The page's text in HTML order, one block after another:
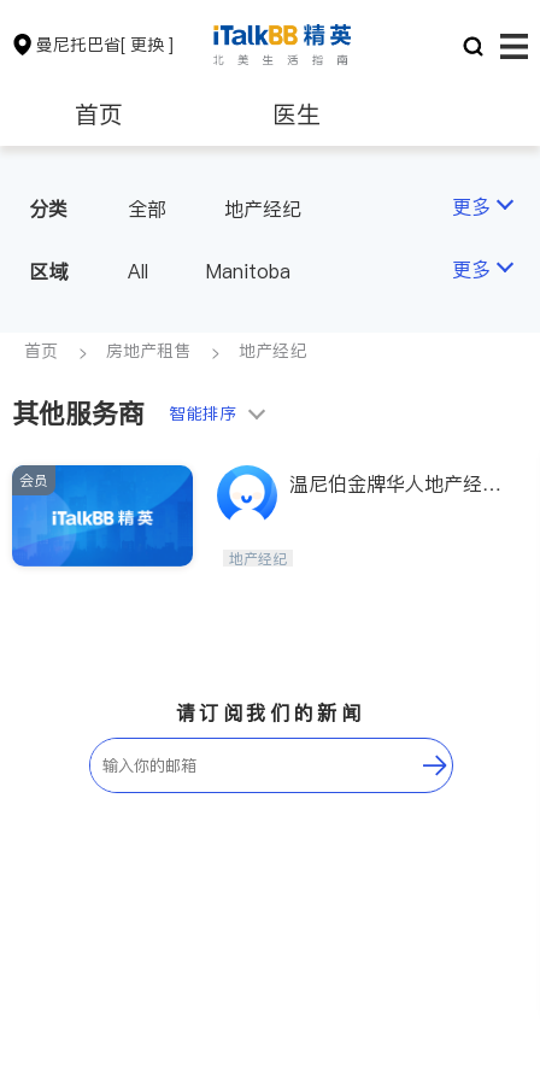
曼尼托巴省[ 更换 ]
首页 医生
会计师 建筑装修
分类 全部 地产经纪 更多
区域 All Manitoba 更多
首页 房地产租售 地产经纪
其他服务商 智能排序
会员
温尼伯金牌华人地产经
地产经纪
请订阅我们的新闻